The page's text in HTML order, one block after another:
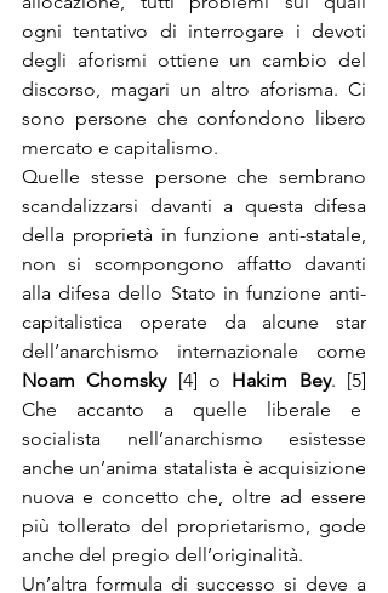
ogni tentativo di interrogare i devoti
degli aforismi ottiene un cambio del
discorso, magari un altro aforisma. Ci
sono persone che confondono libero
mercato e capitalismo.
Quelle stesse persone che sembrano
scandalizzarsi davanti a questa difesa
della proprietà in funzione anti-statale,
non si scompongono affatto davanti
alla difesa dello Stato in funzione anti-
capitalistica operate da alcune star
Noam Chomsky [4] o Hakim Bey. [5]
Che accanto a quelle liberale e
socialista nell’anarchismo esistesse
anche un’anima statalista è acquisizione
nuova e concetto che, oltre ad essere
più tollerato del proprietarismo, gode
anche del pregio dell’originalità.